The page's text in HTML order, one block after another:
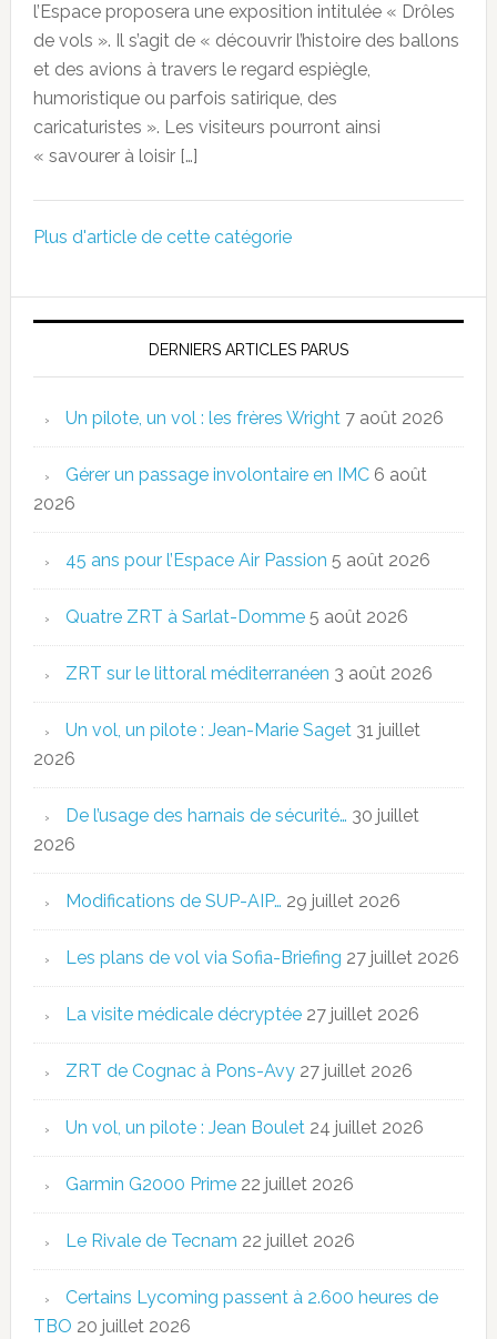
l’Espace proposera une exposition intitulée « Drôles
de vols ». Il s’agit de « découvrir l’histoire des ballons
et des avions à travers le regard espiègle,
humoristique ou parfois satirique, des
caricaturistes ». Les visiteurs pourront ainsi
« savourer à loisir […]
Plus d'article de cette catégorie
DERNIERS ARTICLES PARUS
Un pilote, un vol : les frères Wright 7 août 2026
Gérer un passage involontaire en IMC 6 août
2026
45 ans pour l’Espace Air Passion 5 août 2026
Quatre ZRT à Sarlat-Domme 5 août 2026
ZRT sur le littoral méditerranéen 3 août 2026
Un vol, un pilote : Jean-Marie Saget 31 juillet
2026
De l’usage des harnais de sécurité… 30 juillet
2026
Modifications de SUP-AIP… 29 juillet 2026
Les plans de vol via Sofia-Briefing 27 juillet 2026
La visite médicale décryptée 27 juillet 2026
ZRT de Cognac à Pons-Avy 27 juillet 2026
Un vol, un pilote : Jean Boulet 24 juillet 2026
Garmin G2000 Prime 22 juillet 2026
Le Rivale de Tecnam 22 juillet 2026
Certains Lycoming passent à 2.600 heures de
TBO 20 juillet 2026